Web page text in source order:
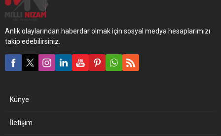
Anlık olaylarından haberdar olmak için sosyal medya hesaplarımızı
takip edebilirsiniz.
Künye
İletişim